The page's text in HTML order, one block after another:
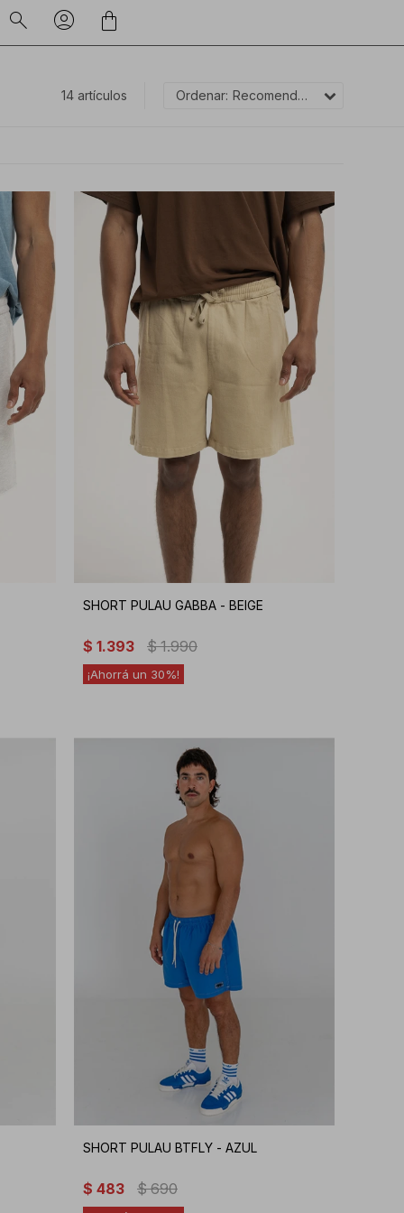
14 artículos Recomendados
SHORT PULAU GABBA - BEIGE
$ 1.393 $ 1.990
30
SHORT PULAU BTFLY - AZUL
$ 483 $ 690